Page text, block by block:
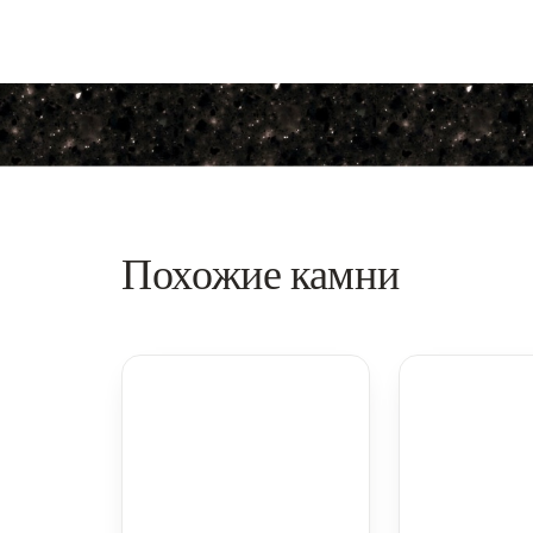
Похожие камни